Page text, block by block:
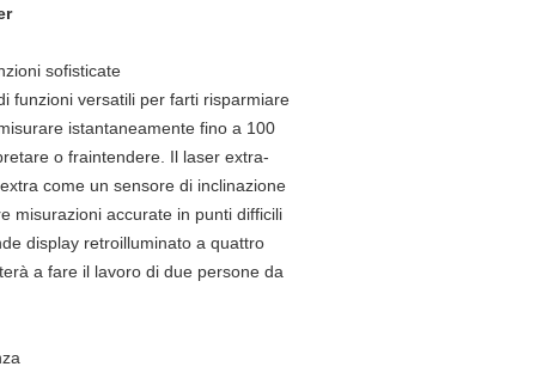
sofisticate
funzioni versatili per farti risparmiare
istantaneamente fino a 100
o fraintendere. Il laser extra-
come un sensore di inclinazione
misurazioni accurate in punti difficili
display retroilluminato a quattro
a fare il lavoro di due persone da